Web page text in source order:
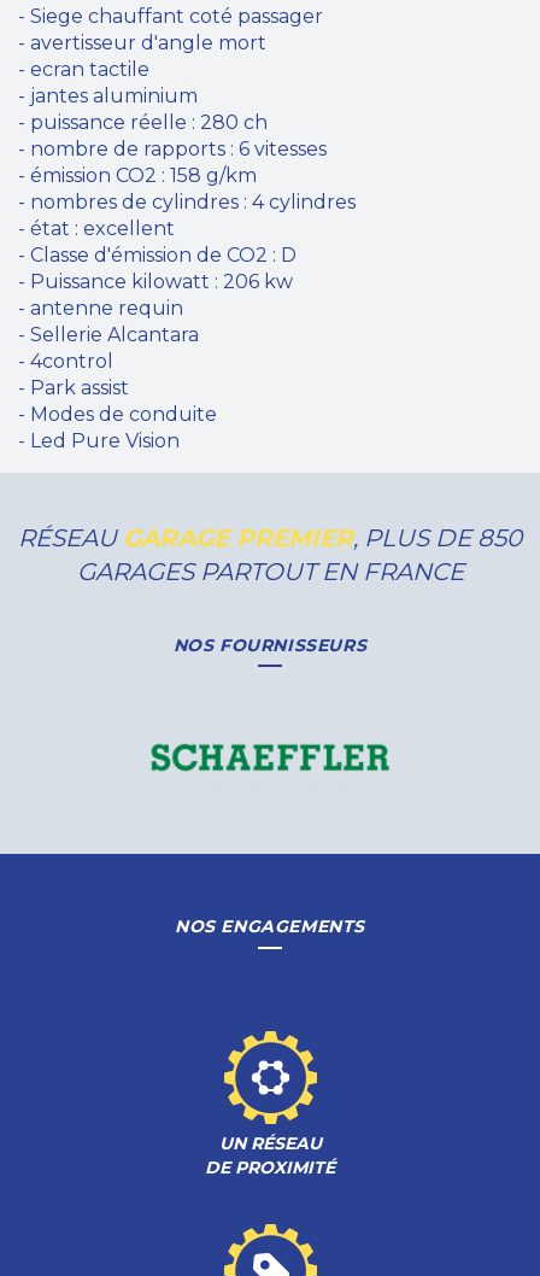
- Siege chauffant coté passager
- avertisseur d'angle mort
- ecran tactile
- jantes aluminium
- puissance réelle : 280 ch
- nombre de rapports : 6 vitesses
- émission CO2 : 158 g/km
- nombres de cylindres : 4 cylindres
- état : excellent
- Classe d'émission de CO2 : D
- Puissance kilowatt : 206 kw
- antenne requin
- Sellerie Alcantara
- 4control
- Park assist
- Modes de conduite
- Led Pure Vision
RÉSEAU GARAGE PREMIER, PLUS DE 850
GARAGES PARTOUT EN FRANCE
NOS FOURNISSEURS
NOS ENGAGEMENTS
UN RÉSEAU
DE PROXIMITÉ